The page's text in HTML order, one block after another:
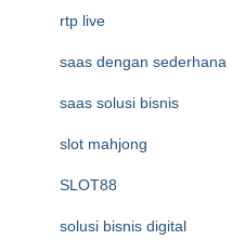
rtp live
saas dengan sederhana
saas solusi bisnis
slot mahjong
SLOT88
solusi bisnis digital